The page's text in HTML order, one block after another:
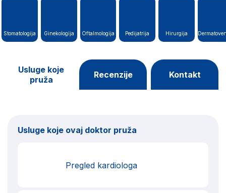
Stomatologija Ginekologija Oftalmologija Pedijatrija Hirurgija
Usluge koje
pruža
Recenzije Kontakt
Usluge koje ovaj doktor pruža
Pregled kardiologa